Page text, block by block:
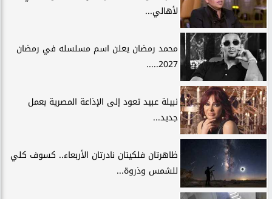
لأهالي...
محمد رمضان يعلن اسم مسلسله في رمضان
2027.....
نبيلة عبيد تعود إلى الإذاعة المصرية بعمل
جديد...
ظاهرتان فلكيتان نادرتان الأربعاء.. كسوف كلي
للشمس وذروة...